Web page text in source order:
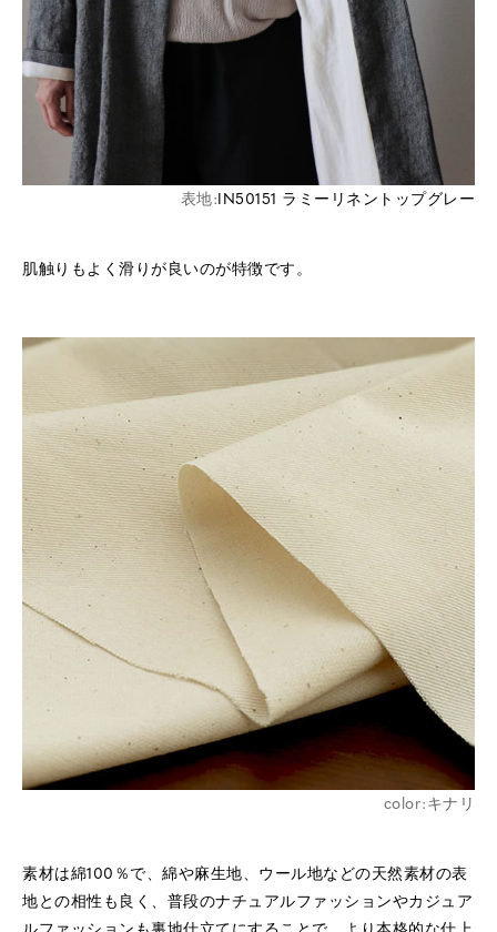
表地:IN50151 ラミーリネントップグレー
肌触りもよく滑りが良いのが特徴です。
color:キナリ
素材は綿100％で、綿や麻生地、ウール地などの天然素材の表
地との相性も良く、 普段のナチュアルファッションやカジュア
ルファッションも裏地仕立てにすることで、より本格的な仕上